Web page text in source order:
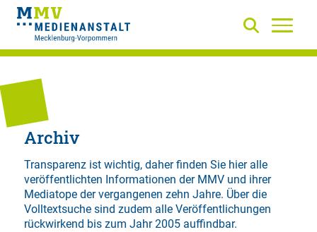
Archiv
Transparenz ist wichtig, daher finden Sie hier alle
veröffentlichten Informationen der MMV und ihrer
Mediatope der vergangenen zehn Jahre. Über die
Volltextsuchesind zudem alle Veröffentlichungen
rückwirkend bis zum Jahr 2005 auffindbar.